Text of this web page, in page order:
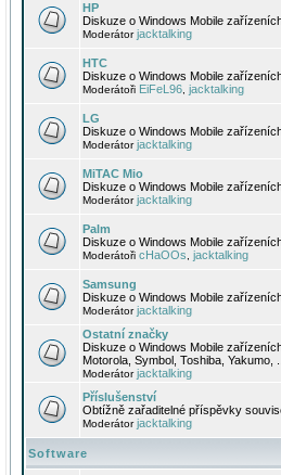
HP
Diskuze o Windows Mobile
Moderátorjacktalking
HTC
Diskuze o Windows Mobile
Moderátoři EiFeL96 jacktalking
LG
Diskuze o Windows Mobile
Moderátorjacktalking
MiTAC Mio
Diskuze o Windows Mobile
Moderátorjacktalking
Palm
Diskuze o Windows Mobile
Moderátoři cHaOOs jacktalking
Samsung
Diskuze o Windows Mobile
Moderátorjacktalking
Ostatní značky
Diskuze o Windows Mobile
Motorola, Symbol, Toshiba, Yakumo,
Moderátorjacktalking
Příslušenství
Obtížně zařaditelné příspěvky
Moderátorjacktalking
Software